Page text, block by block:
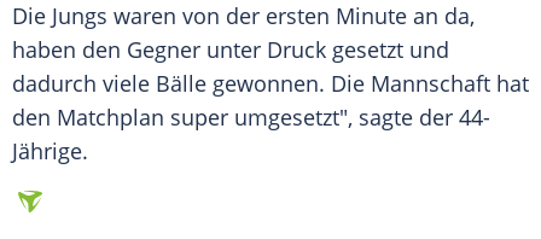
Die Jungs waren von der ersten Minute an da,
haben den Gegner unter Druck gesetzt und
dadurch viele Bälle gewonnen. Die Mannschaft hat
den Matchplan super umgesetzt", sagte der 44-
Jährige.